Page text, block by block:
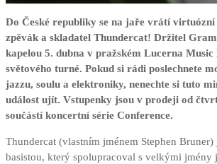
Do České republiky se na jaře vrátí
zpěvák a skladatel Thundercat! Držitel
kapelou 5. dubna v pražském Lucerna
světového turné. Pokud si rádi poslechnete
jazzu, soulu a elektroniky, nenechte si tuto
událost ujít. Vstupenky jsou v prodeji od
součástí koncertní série Conference.
Thundercat (vlastním jménem Stephen
basistou, který spolupracoval s velkými jmény